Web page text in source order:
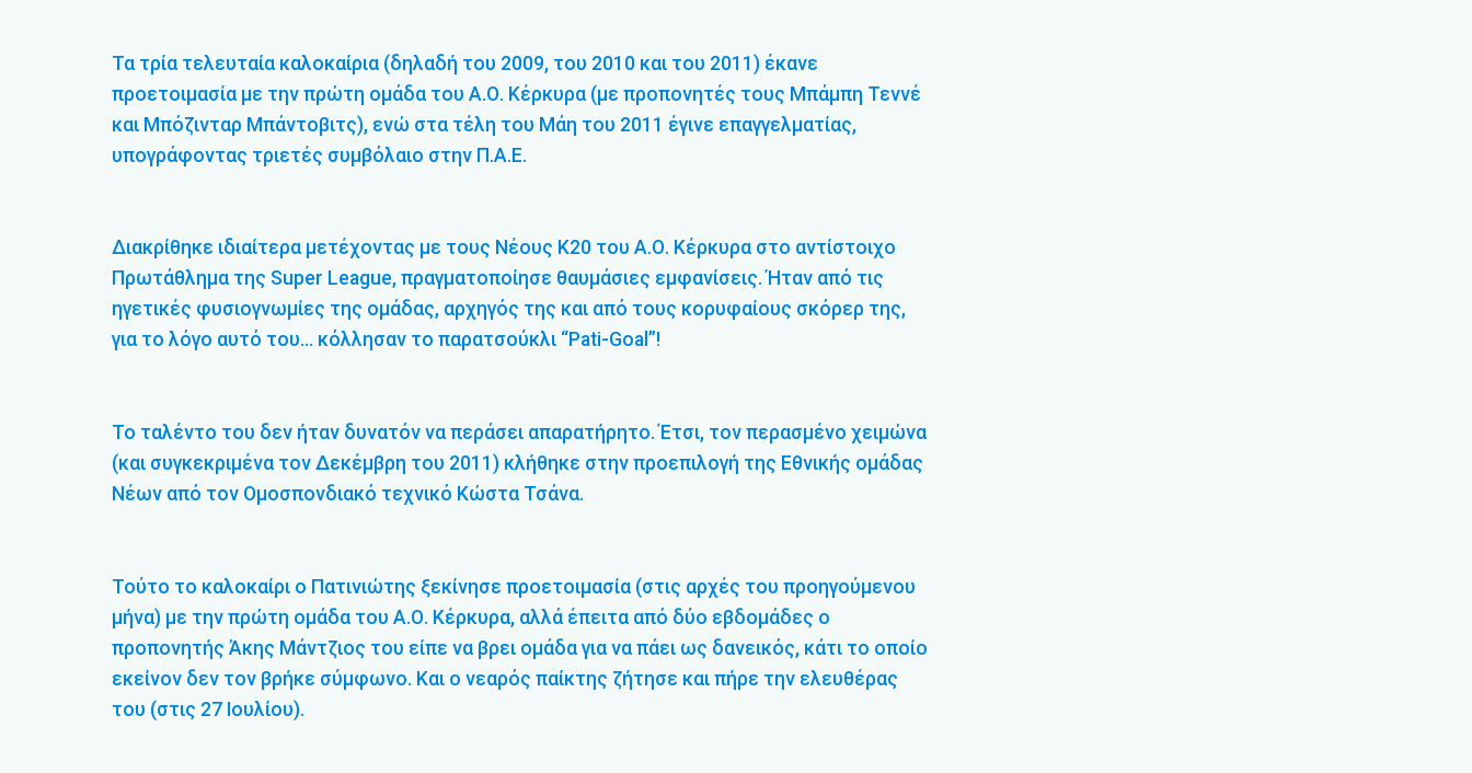
Τα τρία τελευταία καλοκαίρια (δηλαδή του 2009, του 2010 και του 2011) έκανε
προετοιμασία με την πρώτη ομάδα του Α.Ο. Κέρκυρα (με προπονητές τους Μπάμπη Τεννέ
και Μπόζινταρ Μπάντοβιτς), ενώ στα τέλη του Μάη του 2011 έγινε επαγγελματίας,
υπογράφοντας τριετές συμβόλαιο στην Π.Α.Ε.
Διακρίθηκε ιδιαίτερα μετέχοντας με τους Νέους Κ20 του Α.Ο. Κέρκυρα στο αντίστοιχο
Πρωτάθλημα της Super League, πραγματοποίησε θαυμάσιες εμφανίσεις. Ήταν από τις
ηγετικές φυσιογνωμίες της ομάδας, αρχηγός της και από τους κορυφαίους σκόρερ της,
για το λόγο αυτό του… κόλλησαν το παρατσούκλι “Pati-Goal”!
Το ταλέντο του δεν ήταν δυνατόν να περάσει απαρατήρητο. Έτσι, τον περασμένο χειμώνα
(και συγκεκριμένα τον Δεκέμβρη του 2011) κλήθηκε στην προεπιλογή της Εθνικής ομάδας
Νέων από τον Ομοσπονδιακό τεχνικό Κώστα Τσάνα.
Τούτο το καλοκαίρι ο Πατινιώτης ξεκίνησε προετοιμασία (στις αρχές του προηγούμενου
μήνα) με την πρώτη ομάδα του Α.Ο. Κέρκυρα, αλλά έπειτα από δύο εβδομάδες ο
προπονητής Άκης Μάντζιος του είπε να βρει ομάδα για να πάει ως δανεικός, κάτι το οποίο
εκείνον δεν τον βρήκε σύμφωνο. Και ο νεαρός παίκτης ζήτησε και πήρε την ελευθέρας
του (στις 27 Ιουλίου).